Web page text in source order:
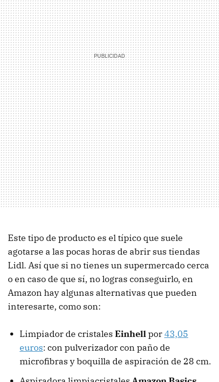
Este tipo de producto es el típico que suele
agotarse a las pocas horas de abrir sus tiendas
Lidl. Así que si no tienes un supermercado cerca
o en caso de que sí, no logras conseguirlo, en
Amazon hay algunas alternativas que pueden
interesarte, como son:
Limpiador de cristales Einhellpor43,05
euros: con pulverizador con paño de
microfibras y boquilla de aspiración de 28 cm.